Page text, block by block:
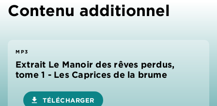
Contenu additionnel
MP3
Extrait Le Manoir des rêves perdus,
tome 1 - Les Caprices de la brume
download TÉLÉCHARGER